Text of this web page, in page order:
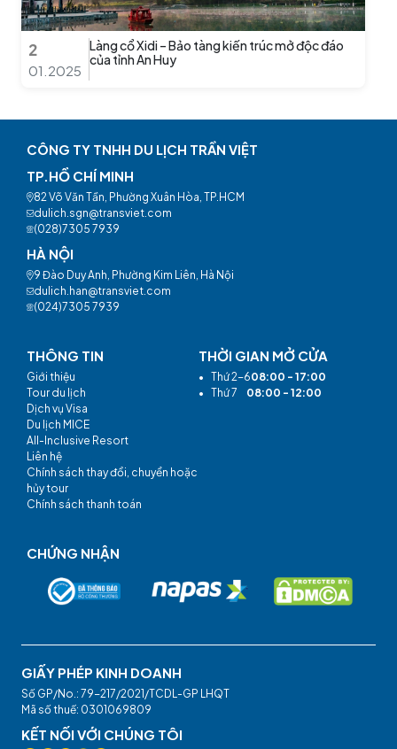
2
01.2025
Làng cổ Xidi – Bảo tàng kiến trúc mở độc đáo
của tỉnh An Huy
CÔNG TY TNHH DU LỊCH TRẦN VIỆT
TP.HỒ CHÍ MINH
82 Võ Văn Tần, Phường Xuân Hòa, TP.HCM
dulich.sgn@transviet.com
(028)7305 7939
HÀ NỘI
9 Đào Duy Anh, Phường Kim Liên, Hà Nội
dulich.han@transviet.com
(024)7305 7939
THÔNG TIN
Giới thiệu
Tour du lịch
Dịch vụ Visa
Du lịch MICE
All-Inclusive Resort
Liên hệ
Chính sách thay đổi, chuyển hoặc
hủy tour
Chính sách thanh toán
THỜI GIAN MỞ CỬA
• Thứ 2-608:00 - 17:00
• Thứ 7 08:00 - 12:00
CHỨNG NHẬN
GIẤY PHÉP KINH DOANH
Số GP/No.: 79-217/2021/TCDL-GP LHQT
Mã số thuế: 0301069809
KẾT NỐI VỚI CHÚNG TÔI